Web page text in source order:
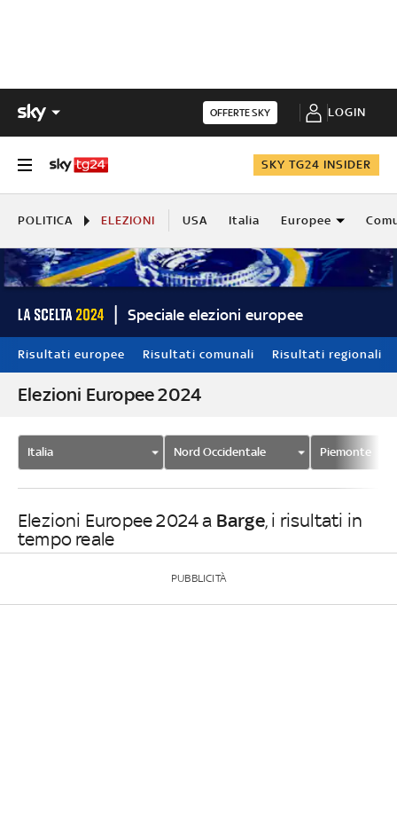
OFFERTE SKY LOGIN
SKY TG24 INSIDER
POLITICA ELEZIONI USA Italia Europee
Speciale elezioni europee
Risultati europee Risultati comunali Risultati regionali
Elezioni Europee 2024
Italia Nord Occidentale Piemonte
Elezioni Europee 2024 a Barge, i risultati in
tempo reale
PUBBLICITÀ